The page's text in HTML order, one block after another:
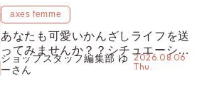
axes femme
あなたも可愛いかんざしライフを送
ってみませんか？？シチュエーショ
ン別“かんざし”のオススメ【ショッ
プスタッフ編集部】
ショップスタッフ編集部 ゆ
ーさん
2026.08.06
Thu.